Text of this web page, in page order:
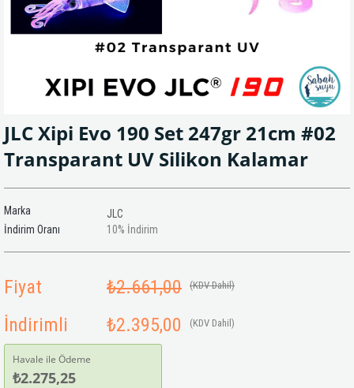
JLC Xipi Evo 190 Set 247gr 21cm #02
Transparant UV Silikon Kalamar
Marka
JLC
İndirim Oranı
%
10 İndirim
Fiyat ₺2.661,00 (KDV Dahil)
İndirimli ₺2.395,00 (KDV Dahil)
Havale ile Ödeme
₺2.275,25